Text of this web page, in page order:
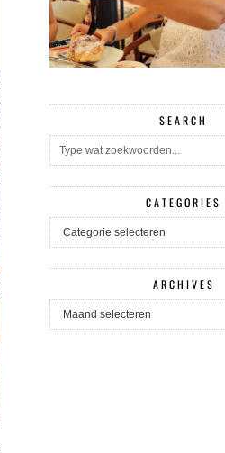
SEARCH
CATEGORIES
CATEGORIES
ARCHIVES
ARCHIVES